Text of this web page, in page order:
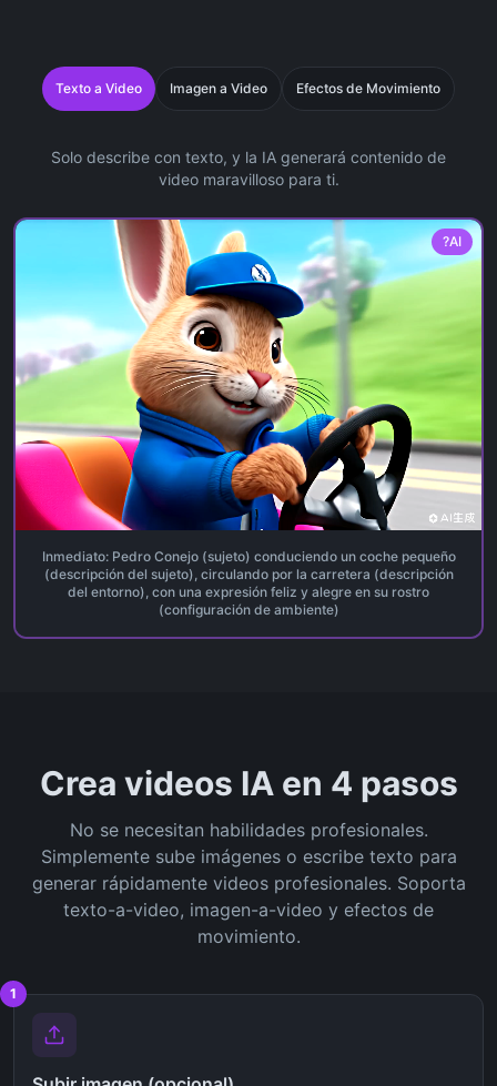
Texto a Video Imagen a Video Efectos de Movimiento
Solo describe con texto, y la IA generará contenido de
video maravilloso para ti.
?AI
Inmediato: Pedro Conejo (sujeto) conduciendo un coche pequeño
(descripción del sujeto), circulando por la carretera (descripción
del entorno), con una expresión feliz y alegre en su rostro
(configuración de ambiente)
Crea videos IA en 4 pasos
No se necesitan habilidades profesionales.
Simplemente sube imágenes o escribe texto para
generar rápidamente videos profesionales. Soporta
texto-a-video, imagen-a-video y efectos de
movimiento.
1